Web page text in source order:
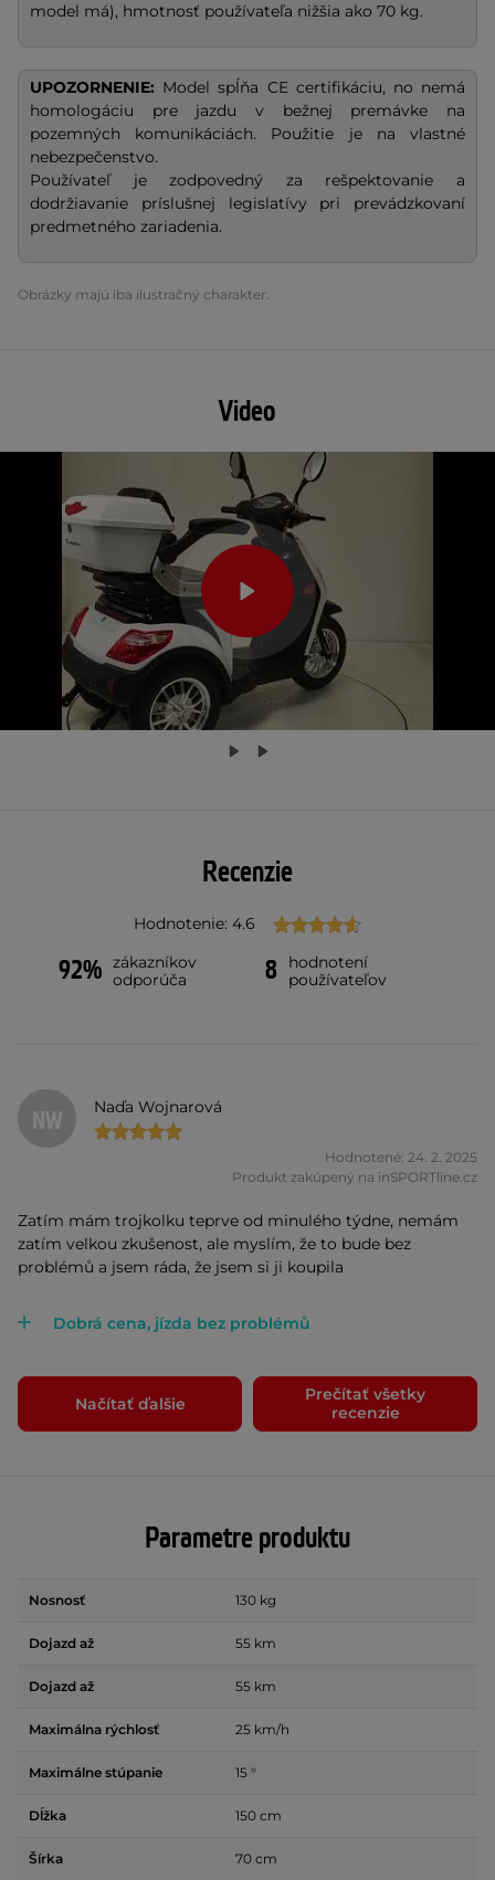
model má), hmotnosť používateľa nižšia ako 70 kg.
UPOZORNENIE: Model spĺňa CE certifikáciu, no nemá
homologáciu pre jazdu v bežnej premávke na
pozemných komunikáciách. Použitie je na vlastné
nebezpečenstvo.
Používateľ je zodpovedný za rešpektovanie a
dodržiavanie príslušnej legislatívy pri prevádzkovaní
predmetného zariadenia.
Obrázky majú iba ilustračný charakter.
Video
Recenzie
Hodnotenie: 4.6
92% zákazníkov
odporúča
8
hodnotení
používateľov
NW Naďa Wojnarová
Hodnotené: 24. 2. 2025
Produkt zakúpený na inSPORTline.cz
Zatím mám trojkolku teprve od minulého týdne, nemám
zatím velkou zkušenost, ale myslím, že to bude bez
problémů a jsem ráda, že jsem si ji koupila
Dobrá cena, jízda bez problémů
Načítať ďalšie
Prečítať všetky
recenzie
Parametre produktu
Nosnosť 130 kg
Dojazd až 55 km
Dojazd až 55 km
Maximálna rýchlosť 25 km/h
Maximálne stúpanie 15 °
Dĺžka 150 cm
Šírka 70 cm